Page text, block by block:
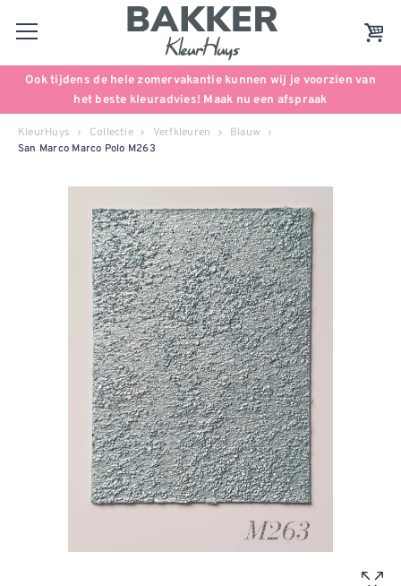
Ook tijdens de hele zomervakantie kunnen wij je voorzien van
het beste kleuradvies! Maak nu een afspraak
KleurHuys Collectie Verfkleuren Blauw
San Marco Marco Polo M263